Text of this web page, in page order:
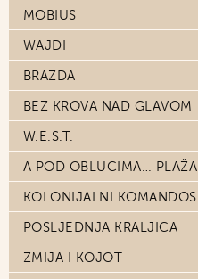
MOBIUS
WAJDI
BRAZDA
BEZ KROVA NAD GLAVOM
W.E.S.T.
A POD OBLUCIMA… PLAŽA
KOLONIJALNI KOMANDOS
POSLJEDNJA KRALJICA
ZMIJA I KOJOT